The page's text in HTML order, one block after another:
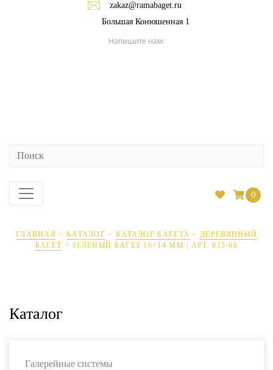
zakaz@ramabaget.ru
Большая Конюшенная 1
Напишите нам:
0
ГЛАВНАЯ > КАТАЛОГ > КАТАЛОГ БАГЕТА >ДЕРЕВЯННЫЙ
БАГЕТ >ЗЕЛЕНЫЙ БАГЕТ 16×14 ММ | АРТ. 015-06
Каталог
Галерейные системы